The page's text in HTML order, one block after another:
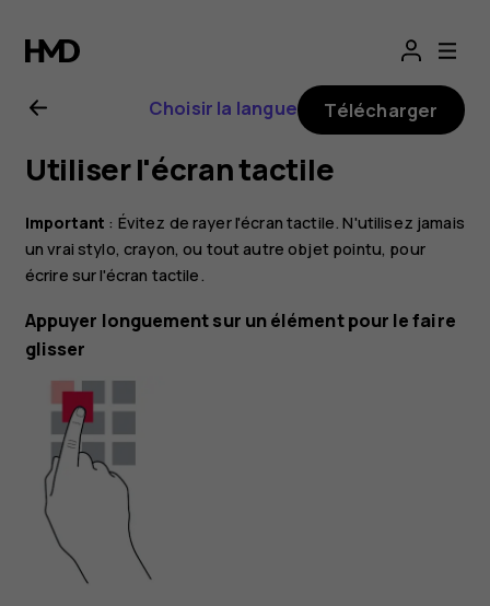
Guide
de
l'utilisateur
Nokia
8.1
Choisir la langue Télécharger
Utiliser l'écran tactile
Important : Évitez de rayer l'écran tactile. N'utilisez jamais
un vrai stylo, crayon, ou tout autre objet pointu, pour
écrire sur l'écran tactile.
Appuyer longuement sur un élément pour le faire
glisser